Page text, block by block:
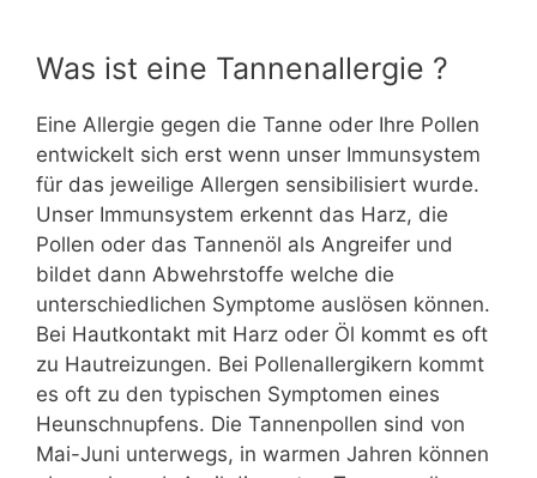
Was ist eine Tannenallergie ?
Eine Allergie gegen die Tanne oder Ihre Pollen
entwickelt sich erst wenn unser Immunsystem
für das jeweilige Allergen sensibilisiert wurde.
Unser Immunsystem erkennt das Harz, die
Pollen oder das Tannenöl als Angreifer und
bildet dann Abwehrstoffe welche die
unterschiedlichen Symptome auslösen können.
Bei Hautkontakt mit Harz oder Öl kommt es oft
zu Hautreizungen. Bei Pollenallergikern kommt
es oft zu den typischen Symptomen eines
Heunschnupfens. Die Tannenpollen sind von
Mai-Juni unterwegs, in warmen Jahren können